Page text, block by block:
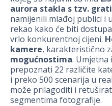
aurora stakla s tzv.
namijenili mlađoj publici i
rekao kako će biti
vrlo konkurentnoj cijeni.
kamere, karakteristično
mogućnostima. Umjetna
prepoznati 22 različite
i preko 500 scenarija u
može prilagoditi i
segmentima fotografije.